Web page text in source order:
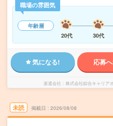
職場の雰囲気
年齢層
20代
30代
気になる! 応募
派遣会社 株式会社綜合キャリア
未読 掲載日 2026/08/08